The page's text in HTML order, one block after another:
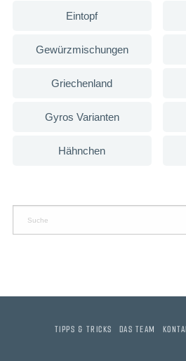
Eintopf
Gewürzmischungen
Griechenland
Gyros Varianten
Hähnchen
TIPPS & TRICKS DAS TEAM